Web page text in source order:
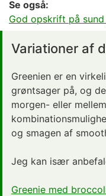
Se også:
God opskrift på
Variationer af
Greenien er en
grøntsager på, og
morgen- eller
og smagen af
Jeg kan især
Greenie med